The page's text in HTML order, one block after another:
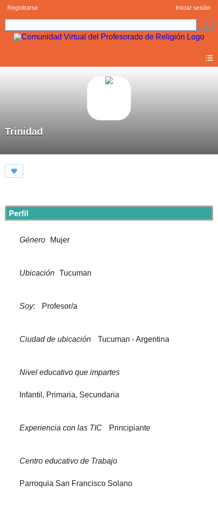
Registrarse Iniciar sesión
Trinidad
Perfil
Género Mujer
Ubicación Tucuman
Soy: Profesor/a
Ciudad de ubicación Tucuman - Argentina
Nivel educativo que impartes
Infantil, Primaria, Secundaria
Experiencia con las TIC Principiante
Centro educativo de Trabajo
Parroquia San Francisco Solano